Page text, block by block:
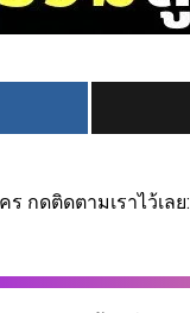
กดติดตามเราไว้เลย: